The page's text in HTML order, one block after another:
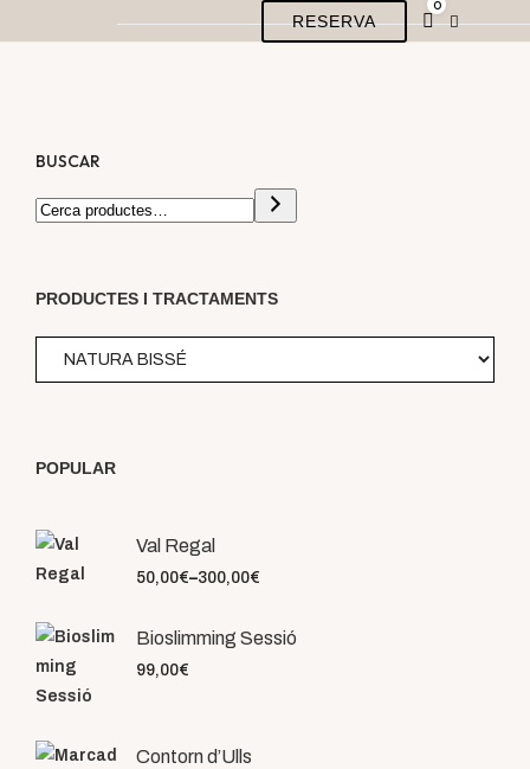
RESERVA
0
BUSCAR
PRODUCTES I TRACTAMENTS
POPULAR
Val Regal
50,00€–300,00€
Bioslimming Sessió
99,00€
Contorn d’Ulls